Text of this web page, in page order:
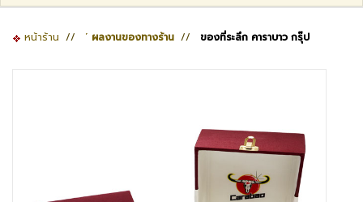
หน้าร้าน // ˹ ผลงานของทางร้าน // ของที่ระลึก คาราบาว กรุ๊ป